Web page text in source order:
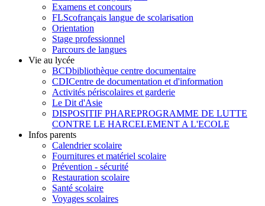
Examens et concours
FLScofrançais langue de scolarisation
Orientation
Stage professionnel
Parcours de langues
Vie au lycée
BCDbibliothèque centre documentaire
CDICentre de documentation et d'information
Activités périscolaires et garderie
Le Dit d'Asie
DISPOSITIF PHAREPROGRAMME DE LUTTE
CONTRE LE HARCELEMENT A L'ECOLE
Infos parents
Calendrier scolaire
Fournitures et matériel scolaire
Prévention - sécurité
Restauration scolaire
Santé scolaire
Voyages scolaires